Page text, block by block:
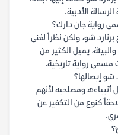
الأدبية.
رواية جان دارك؟
شو، ولكن نظراً لغنى
يميل الكثير من
مسمى رواية تاريخية.
شو إيصالها؟
أنبياءه ومصلحيه لأنهم
كنوع من التكفير عن